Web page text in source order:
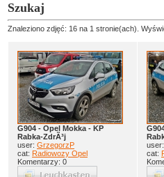
Szukaj
Znaleziono zdjęć: 16 na 1 stronie(ach).
G904 - Opel Mokka - KP
Rabka-ZdrÃ³j
user: GrzegorzP
cat: Radiowozy Opel
Komentarzy: 0
cat: